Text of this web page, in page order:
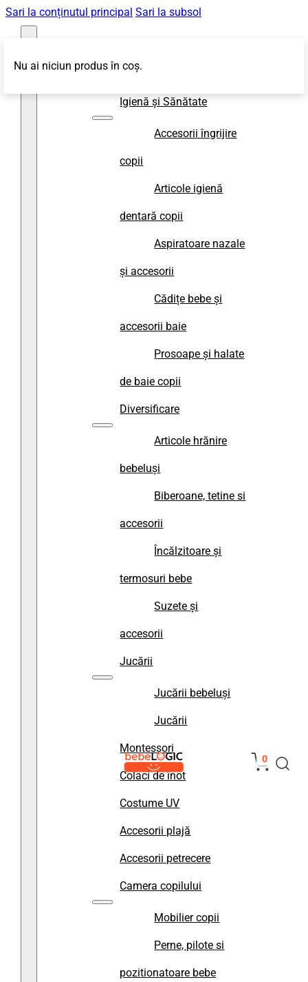
Sari la conținutul principal Sari la subsol
Igienă și Sănătate
Accesorii îngrijire
copii
Articole igienă
dentară copii
Aspiratoare nazale
și accesorii
Cădițe bebe și
accesorii baie
Prosoape și halate
de baie copii
Diversificare
Articole hrănire
bebeluși
Biberoane, tetine si
accesorii
Încălzitoare și
termosuri bebe
Suzete și
accesorii
Jucării
Jucării bebeluși
Jucării
Montessori
Colaci de înot
Costume UV
Accesorii plajă
Accesorii petrecere
Camera copilului
Mobilier copii
Perne, pilote si
pozitionatoare bebe
0
Nu ai niciun produs în coș.